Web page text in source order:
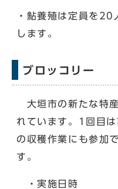
・鮎養殖は定員を
します。
ブロッコリー
大垣市の新たな特
れています。1回目
の収穫作業にも参加
す。
・実施日時